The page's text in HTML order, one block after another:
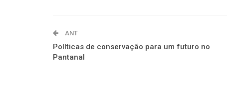
ANT
Políticas de conservação para um futuro no
Pantanal